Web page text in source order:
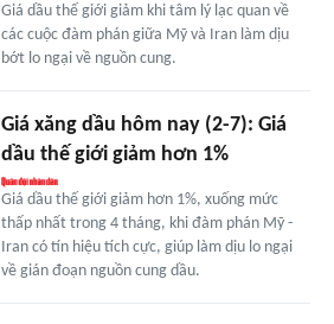
Giá dầu thế giới giảm khi tâm lý lạc quan về
các cuộc đàm phán giữa Mỹ và Iran làm dịu
bớt lo ngại về nguồn cung.
Giá xăng dầu hôm nay (2-7): Giá
dầu thế giới giảm hơn 1%
Giá dầu thế giới giảm hơn 1%, xuống mức
thấp nhất trong 4 tháng, khi đàm phán Mỹ -
Iran có tín hiệu tích cực, giúp làm dịu lo ngại
về gián đoạn nguồn cung dầu.